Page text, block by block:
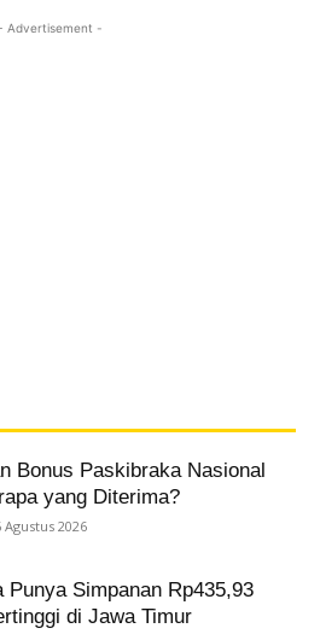
Advertisement -
Bonus Paskibraka Nasional
yang Diterima?
Agustus 2026
Punya Simpanan Rp435,93
di Jawa Timur